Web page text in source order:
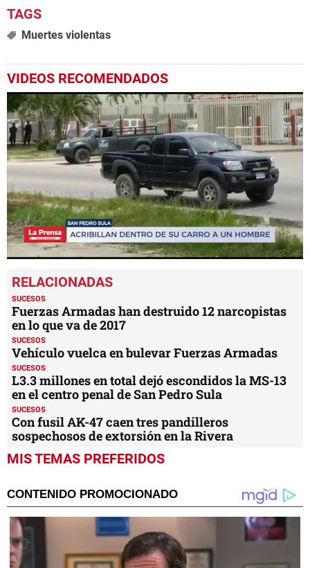
Muertes violentas
VIDEOS RECOMENDADOS
seconds
of
1
minute,
5
seconds
SUCESOS
Fuerzas Armadas han destruido 12 narcopistas
en lo que va de 2017
SUCESOS
Vehículo vuelca en bulevar Fuerzas Armadas
SUCESOS
L3.3 millones en total dejó escondidos la MS-13
en el centro penal de San Pedro Sula
SUCESOS
Con fusil AK-47 caen tres pandilleros
sospechosos de extorsión en la Rivera
MIS TEMAS PREFERIDOS